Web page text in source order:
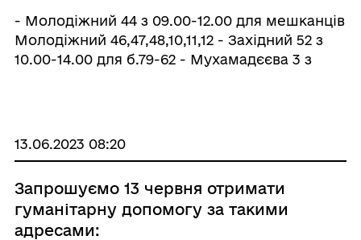
- Молодіжний 44 з 09.00-12.00 для мешканців
Молодіжний 46,47,48,10,11,12 - Західний 52 з
10.00-14.00 для б.79-62 - Мухамадєєва 3 з
13.06.2023 08:20
Запрошуємо 13 червня отримати
гуманітарну допомогу за такими
адресами: